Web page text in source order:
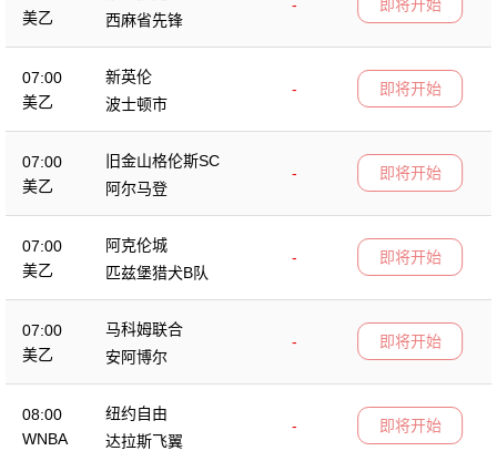
美乙
-
西麻省先锋
即将开始
07:00
美乙
新英伦
-
波士顿市
即将开始
07:00
美乙
旧金山格伦斯SC
-
阿尔马登
即将开始
07:00
美乙
阿克伦城
-
匹兹堡猎犬B队
即将开始
07:00
美乙
马科姆联合
-
安阿博尔
即将开始
08:00
WNBA
纽约自由
-
达拉斯飞翼
即将开始